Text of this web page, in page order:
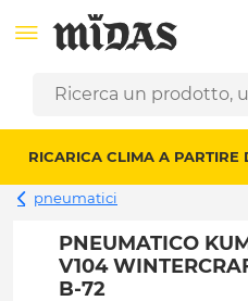
RICARICA CLIMA A PARTIRE
pneumatici
PNEUMATICO
V104
B-72